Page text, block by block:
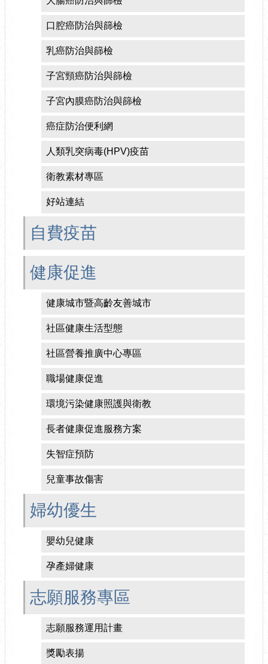
口腔癌防治與篩檢
乳癌防治與篩檢
子宮頸癌防治與篩檢
子宮內膜癌防治與篩檢
癌症防治便利網
人類乳突病毒(HPV)疫苗
衛教素材專區
好站連結
自費疫苗
健康促進
健康城市暨高齡友善城市
社區健康生活型態
社區營養推廣中心專區
職場健康促進
環境污染健康照護與衛教
長者健康促進服務方案
失智症預防
兒童事故傷害
婦幼優生
嬰幼兒健康
孕產婦健康
志願服務專區
志願服務運用計畫
獎勵表揚